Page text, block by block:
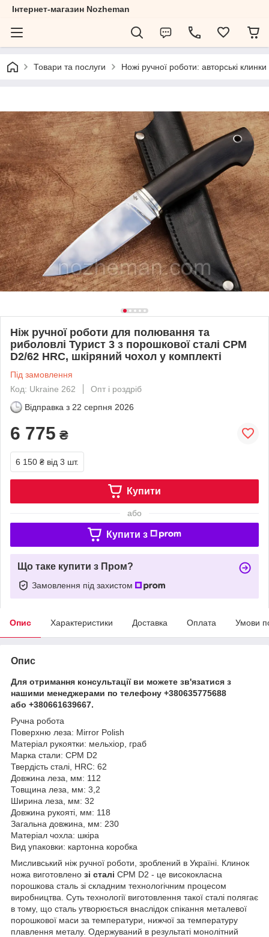
Інтернет-магазин Nozheman
Товари та послуги Ножі ручної роботи: авторські
Ніж ручної роботи для полювання та
риболовлі Турист 3 з порошкової сталі CPM
D2/62 HRC, шкіряний чохол у комплекті
Під замовлення
Код: Ukraine 262
Опт і роздріб
Відправка з 22 серпня 2026
6 775 ₴
6 150 ₴ від 3 шт.
Купити
або
Купити з
Що таке купити з Пром?
Замовлення під захистом
Опис Характеристики Доставка Оплата Умови
Опис
Для отримання консультації ви можете зв'язатися з
нашими менеджерами по телефону +380635775688
або +380661639667.
Ручна робота
Поверхню леза: Mirror Polish
Матеріал рукоятки: мельхіор, граб
Марка стали: CPM D2
Твердість сталі, HRC: 62
Довжина леза, мм: 112
Товщина леза, мм: 3,2
Ширина леза, мм: 32
Довжина рукояті, мм: 118
Загальна довжина, мм: 230
Матеріал чохла: шкіра
Вид упаковки: картонна коробка
Мисливський ніж ручної роботи, зроблений в Україні. Клинок
ножа виготовлено зі сталі CPM D2 - це висококласна
порошкова сталь зі складним технологічним процесом
виробництва. Суть технології виготовлення такої сталі полягає
в тому, що сталь утворюється внаслідок спікання металевої
порошкової маси за температури, нижчої за температуру
плавлення металу. Одержуваний в результаті монолітний